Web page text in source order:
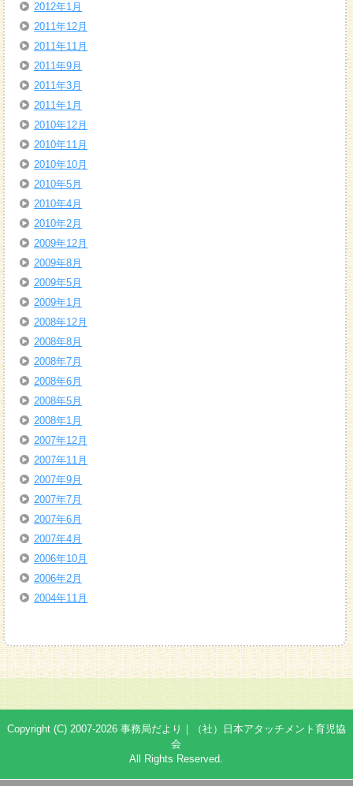
2012年1月
2011年12月
2011年11月
2011年9月
2011年3月
2011年1月
2010年12月
2010年11月
2010年10月
2010年5月
2010年4月
2010年2月
2009年12月
2009年8月
2009年5月
2009年1月
2008年12月
2008年8月
2008年7月
2008年6月
2008年5月
2008年1月
2007年12月
2007年11月
2007年9月
2007年7月
2007年6月
2007年4月
2006年10月
2006年2月
2004年11月
Copyright (C) 2007-2026 事務局だより｜（社）日本アタッチメント育児協
会
All Rights Reserved.